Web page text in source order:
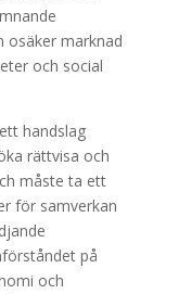
osäker marknad
och social
handslag
rättvisa och
måste ta ett
för samverkan
på
och